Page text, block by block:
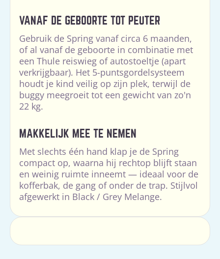
VANAF DE GEBOORTE TOT PEUTER
Gebruik de Spring vanaf circa 6 maanden,
of al vanaf de geboorte in combinatie met
een Thule reiswieg of autostoeltje (apart
verkrijgbaar). Het 5-puntsgordelsysteem
houdt je kind veilig op zijn plek, terwijl de
buggy meegroeit tot een gewicht van zo'n
22 kg.
MAKKELIJK MEE TE NEMEN
Met slechts één hand klap je de Spring
compact op, waarna hij rechtop blijft staan
en weinig ruimte inneemt — ideaal voor de
kofferbak, de gang of onder de trap. Stijlvol
afgewerkt in Black / Grey Melange.